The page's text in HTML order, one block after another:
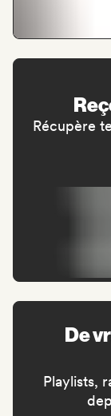
Récupère
De
Playlists,